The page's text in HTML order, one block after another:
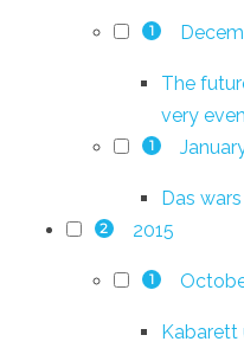
1
The
very
1
Das
2 2015
1
Kabarett